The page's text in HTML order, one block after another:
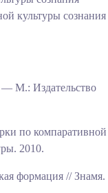
культуры сознания
— М.: Издательство
по компаративной
2010.
формация // Знамя.